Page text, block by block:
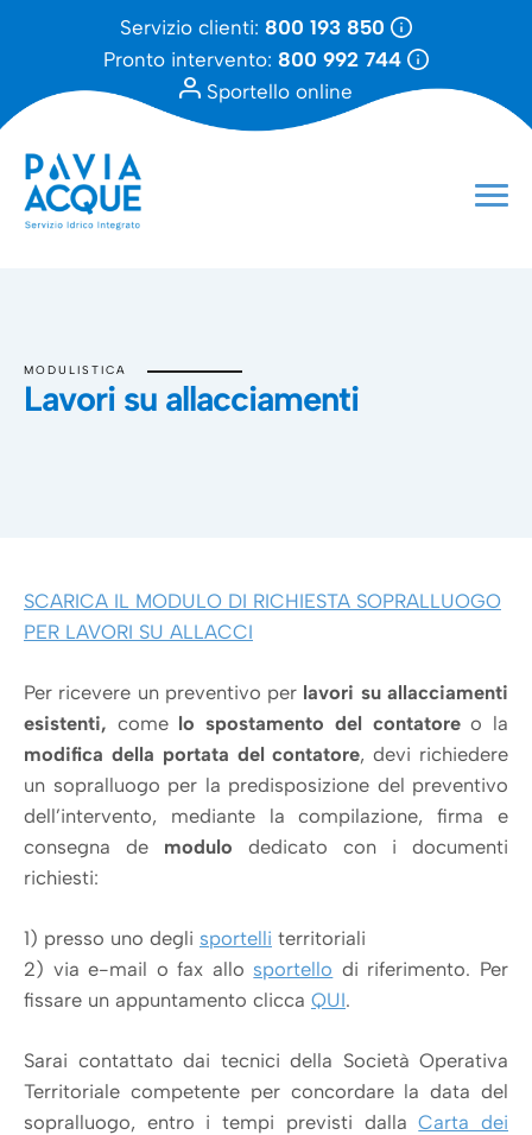
Servizio clienti: 800 193 850
Pronto intervento: 800 992 744
Sportello online
MODULISTICA
Lavori su allacciamenti
SCARICA IL MODULO DI RICHIESTA SOPRALLUOGO
PER LAVORI SU ALLACCI
Per ricevere un preventivo per lavori su allacciamenti
esistenti, come lo spostamento del contatoreo la
modifica della portata del contatore, devi richiedere
un sopralluogo per la predisposizione del preventivo
dell’intervento, mediante la compilazione, firma e
consegna de modulo dedicato con i documenti
richiesti:
1) presso uno degli sportelli territoriali
2) via e-mail o fax allo sportello di riferimento. Per
fissare un appuntamento clicca QUI.
Sarai contattato dai tecnici della Società Operativa
Territoriale competente per concordare la data del
sopralluogo, entro i tempi previsti dallaCarta dei